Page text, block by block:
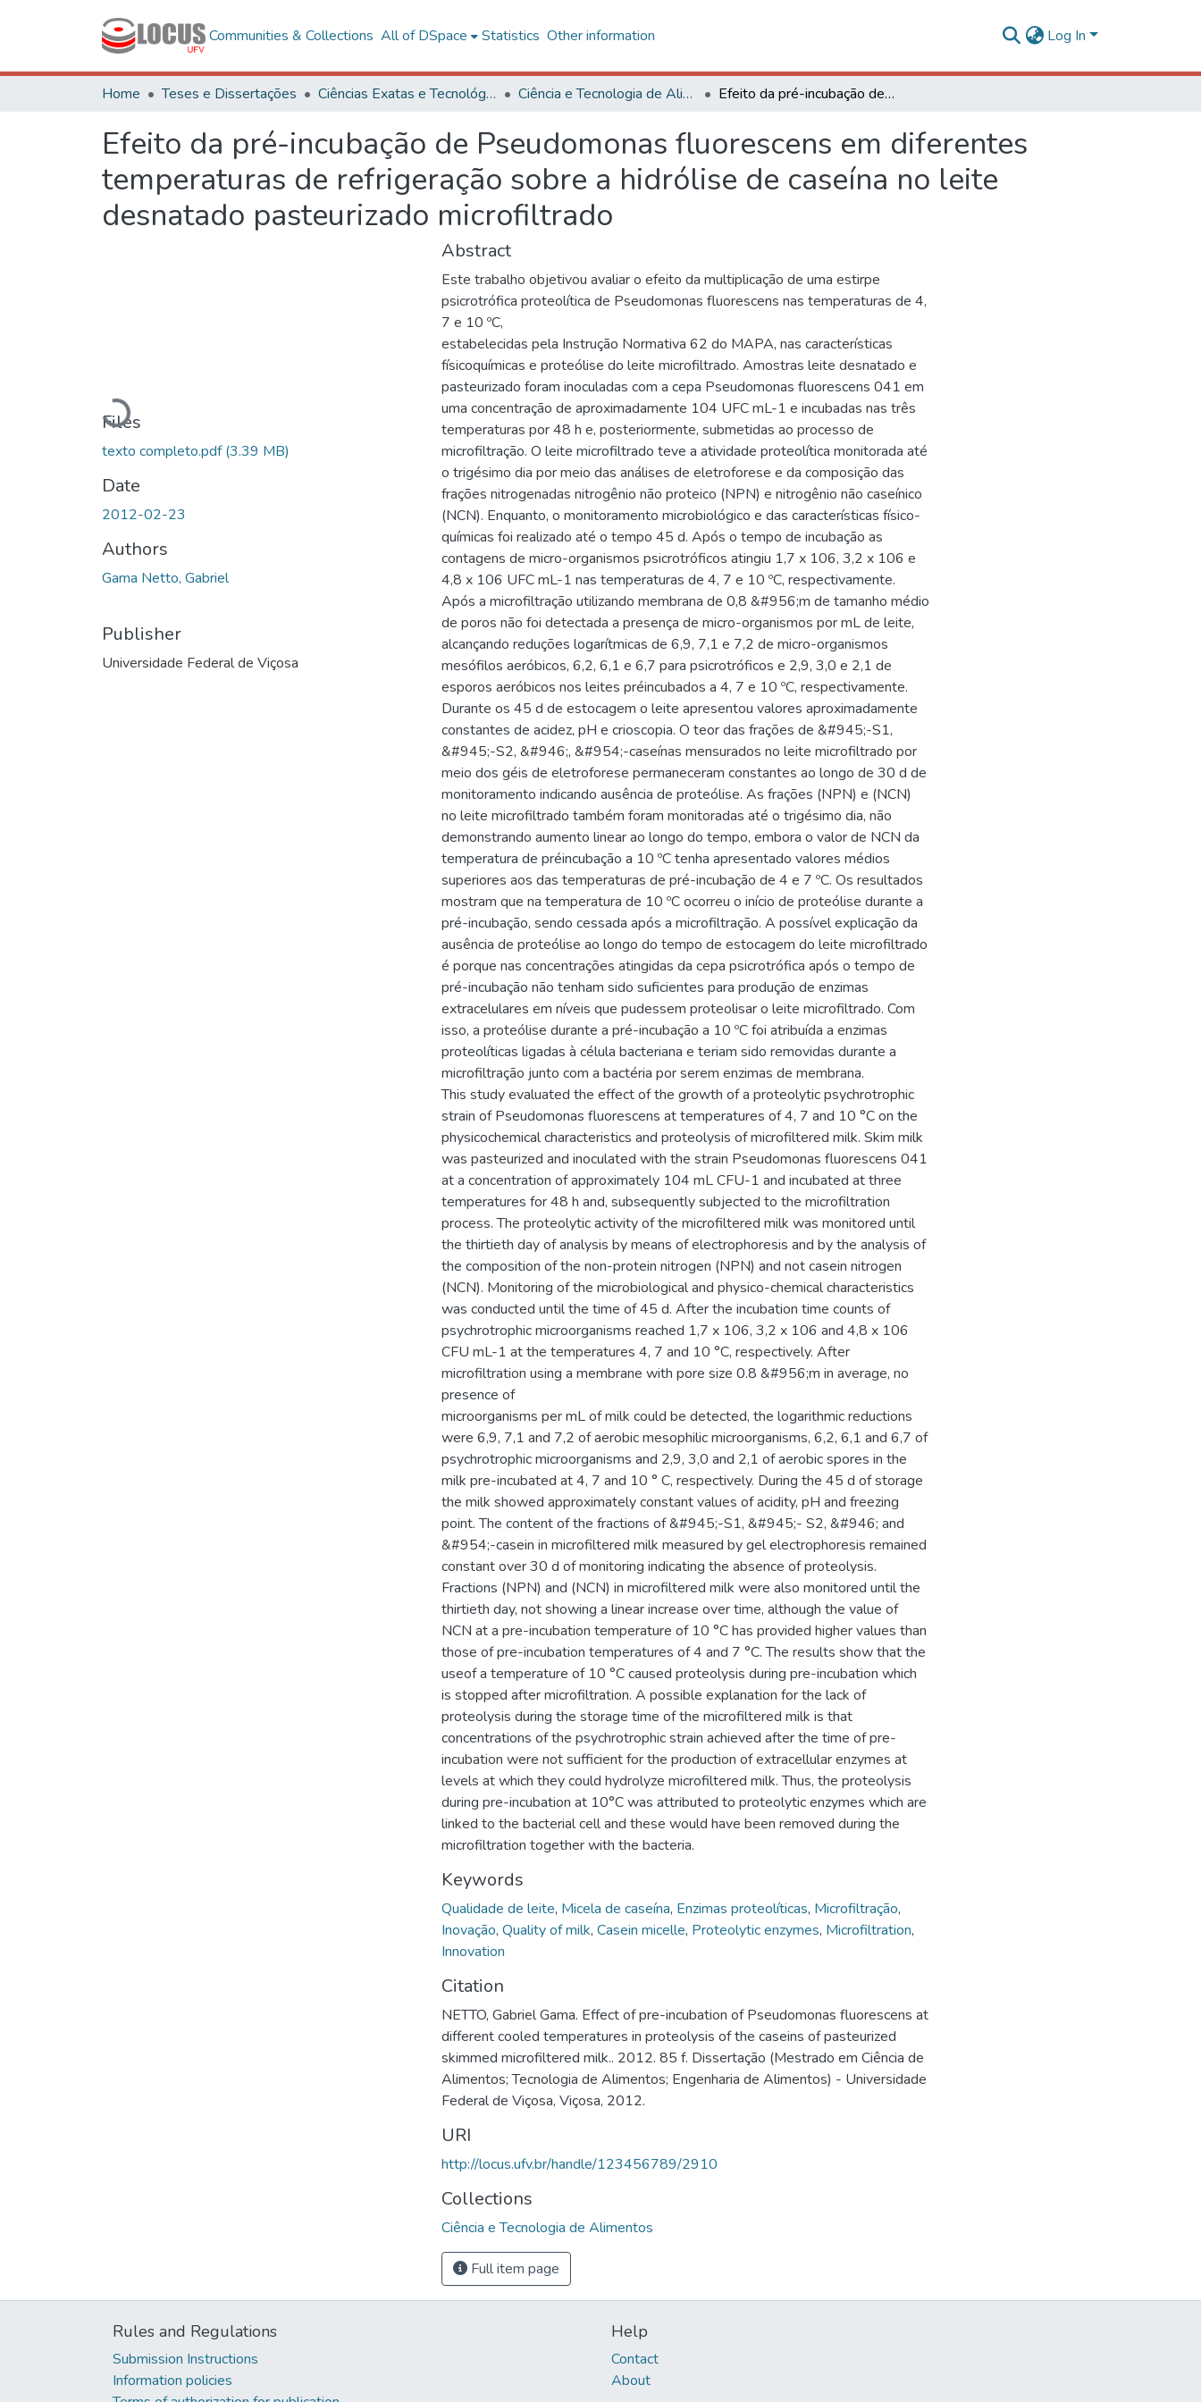
Communities & Collections All of DSpace Statistics Other information Log In
Home Teses e Dissertações Ciências Exatas e Tecnológicas Ciência e Tecnologia de Alimentos Efeito da pré-incubação de Pseudomonas fluorescens em diferentes temperaturas de refrigeração sobre a hidrólise de caseína no leite desnatado pasteurizado microfiltrado
Efeito da pré-incubação de Pseudomonas fluorescens em diferentes
temperaturas de refrigeração sobre a hidrólise de caseína no leite
desnatado pasteurizado microfiltrado
Loading...
Files
texto completo.pdf(3.39 MB)
Date
2012-02-23
Authors
Gama Netto, Gabriel
Publisher
Universidade Federal de Viçosa
Abstract
Este trabalho objetivou avaliar o efeito da multiplicação de uma estirpe
psicrotrófica proteolítica de Pseudomonas fluorescens nas temperaturas de 4,
7 e 10 ºC,
estabelecidas pela Instrução Normativa 62 do MAPA, nas características
físicoquímicas e proteólise do leite microfiltrado. Amostras leite desnatado e
pasteurizado foram inoculadas com a cepa Pseudomonas fluorescens 041 em
uma concentração de aproximadamente 104 UFC mL-1 e incubadas nas três
temperaturas por 48 h e, posteriormente, submetidas ao processo de
microfiltração. O leite microfiltrado teve a atividade proteolítica monitorada até
o trigésimo dia por meio das análises de eletroforese e da composição das
frações nitrogenadas nitrogênio não proteico (NPN) e nitrogênio não caseínico
(NCN). Enquanto, o monitoramento microbiológico e das características físico-
químicas foi realizado até o tempo 45 d. Após o tempo de incubação as
contagens de micro-organismos psicrotróficos atingiu 1,7 x 106, 3,2 x 106 e
4,8 x 106 UFC mL-1 nas temperaturas de 4, 7 e 10 ºC, respectivamente.
Após a microfiltração utilizando membrana de 0,8 &#956;m de tamanho médio
de poros não foi detectada a presença de micro-organismos por mL de leite,
alcançando reduções logarítmicas de 6,9, 7,1 e 7,2 de micro-organismos
mesófilos aeróbicos, 6,2, 6,1 e 6,7 para psicrotróficos e 2,9, 3,0 e 2,1 de
esporos aeróbicos nos leites préincubados a 4, 7 e 10 ºC, respectivamente.
Durante os 45 d de estocagem o leite apresentou valores aproximadamente
constantes de acidez, pH e crioscopia. O teor das frações de &#945;-S1,
&#945;-S2, &#946;, &#954;-caseínas mensurados no leite microfiltrado por
meio dos géis de eletroforese permaneceram constantes ao longo de 30 d de
monitoramento indicando ausência de proteólise. As frações (NPN) e (NCN)
no leite microfiltrado também foram monitoradas até o trigésimo dia, não
demonstrando aumento linear ao longo do tempo, embora o valor de NCN da
temperatura de préincubação a 10 ºC tenha apresentado valores médios
superiores aos das temperaturas de pré-incubação de 4 e 7 ºC. Os resultados
mostram que na temperatura de 10 ºC ocorreu o início de proteólise durante a
pré-incubação, sendo cessada após a microfiltração. A possível explicação da
ausência de proteólise ao longo do tempo de estocagem do leite microfiltrado
é porque nas concentrações atingidas da cepa psicrotrófica após o tempo de
pré-incubação não tenham sido suficientes para produção de enzimas
extracelulares em níveis que pudessem proteolisar o leite microfiltrado. Com
isso, a proteólise durante a pré-incubação a 10 ºC foi atribuída a enzimas
proteolíticas ligadas à célula bacteriana e teriam sido removidas durante a
microfiltração junto com a bactéria por serem enzimas de membrana.
This study evaluated the effect of the growth of a proteolytic psychrotrophic
strain of Pseudomonas fluorescens at temperatures of 4, 7 and 10 °C on the
physicochemical characteristics and proteolysis of microfiltered milk. Skim milk
was pasteurized and inoculated with the strain Pseudomonas fluorescens 041
at a concentration of approximately 104 mL CFU-1 and incubated at three
temperatures for 48 h and, subsequently subjected to the microfiltration
process. The proteolytic activity of the microfiltered milk was monitored until
the thirtieth day of analysis by means of electrophoresis and by the analysis of
the composition of the non-protein nitrogen (NPN) and not casein nitrogen
(NCN). Monitoring of the microbiological and physico-chemical characteristics
was conducted until the time of 45 d. After the incubation time counts of
psychrotrophic microorganisms reached 1,7 x 106, 3,2 x 106 and 4,8 x 106
CFU mL-1 at the temperatures 4, 7 and 10 °C, respectively. After
microfiltration using a membrane with pore size 0.8 &#956;m in average, no
presence of
microorganisms per mL of milk could be detected, the logarithmic reductions
were 6,9, 7,1 and 7,2 of aerobic mesophilic microorganisms, 6,2, 6,1 and 6,7 of
psychrotrophic microorganisms and 2,9, 3,0 and 2,1 of aerobic spores in the
milk pre-incubated at 4, 7 and 10 ° C, respectively. During the 45 d of storage
the milk showed approximately constant values of acidity, pH and freezing
point. The content of the fractions of &#945;-S1, &#945;- S2, &#946; and
&#954;-casein in microfiltered milk measured by gel electrophoresis remained
constant over 30 d of monitoring indicating the absence of proteolysis.
Fractions (NPN) and (NCN) in microfiltered milk were also monitored until the
thirtieth day, not showing a linear increase over time, although the value of
NCN at a pre-incubation temperature of 10 °C has provided higher values than
those of pre-incubation temperatures of 4 and 7 °C. The results show that the
useof a temperature of 10 °C caused proteolysis during pre-incubation which
is stopped after microfiltration. A possible explanation for the lack of
proteolysis during the storage time of the microfiltered milk is that
concentrations of the psychrotrophic strain achieved after the time of pre-
incubation were not sufficient for the production of extracellular enzymes at
levels at which they could hydrolyze microfiltered milk. Thus, the proteolysis
during pre-incubation at 10°C was attributed to proteolytic enzymes which are
linked to the bacterial cell and these would have been removed during the
microfiltration together with the bacteria.
Keywords
Qualidade de leite, Micela de caseína, Enzimas proteolíticas, Microfiltração,
Inovação, Quality of milk, Casein micelle, Proteolytic enzymes, Microfiltration,
Innovation
Citation
NETTO, Gabriel Gama. Effect of pre-incubation of Pseudomonas fluorescens at
different cooled temperatures in proteolysis of the caseins of pasteurized
skimmed microfiltered milk.. 2012. 85 f. Dissertação (Mestrado em Ciência de
Alimentos; Tecnologia de Alimentos; Engenharia de Alimentos) - Universidade
Federal de Viçosa, Viçosa, 2012.
URI
http://locus.ufv.br/handle/123456789/2910
Collections
Ciência e Tecnologia de Alimentos
Full item page
Rules and Regulations
Submission Instructions
Information policies
Help
Contact
About